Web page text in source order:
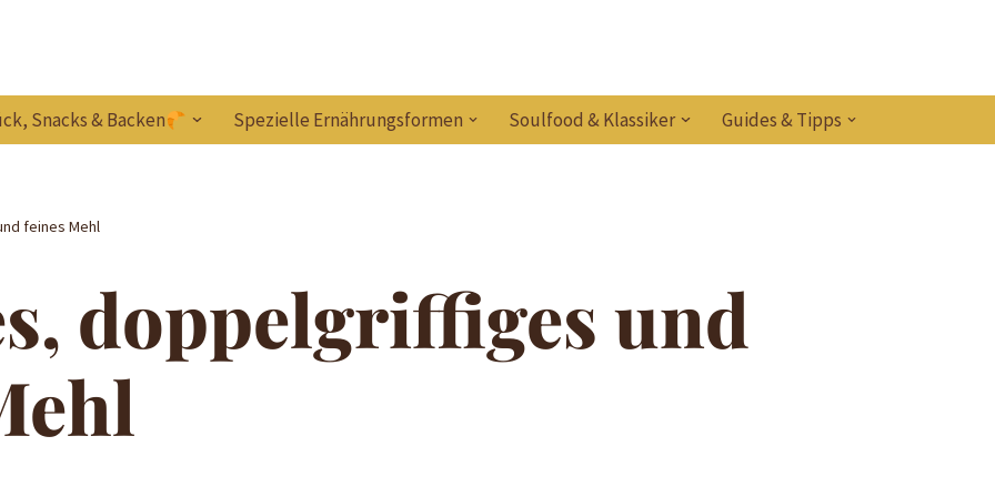
Snacks & Backen Spezielle Ernährungsformen Soulfood & Klassiker Guides & Tipps
feines Mehl
doppelgriffiges und